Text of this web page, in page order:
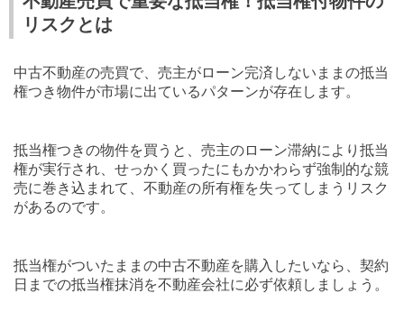
リスクとは
中古不動産の売買で、売主がローン完済しないままの抵当
権つき物件が市場に出ているパターンが存在します。
抵当権つきの物件を買うと、売主のローン滞納により抵当
権が実行され、せっかく買ったにもかかわらず強制的な競
売に巻き込まれて、不動産の所有権を失ってしまうリスク
があるのです。
抵当権がついたままの中古不動産を購入したいなら、契約
日までの抵当権抹消を不動産会社に必ず依頼しましょう。